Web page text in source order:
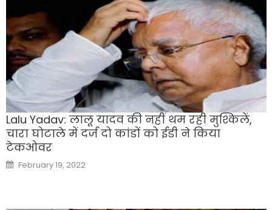
Lalu Yadav: लालू यादव की नहीं थम रही मुश्किलें,
चारा घोटाले में दर्ज दो कांडों को ईडी ने किया
टेकओवर
Posted
on
February 19, 2022